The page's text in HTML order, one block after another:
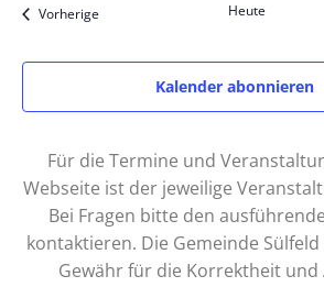
VorherigeVeranstaltungen Heute
Kalender abonnieren
Für die Termine und
Webseite ist der jeweilige
Bei Fragen bitte den
kontaktieren. Die Gemeinde
Gewähr für die Korrektheit